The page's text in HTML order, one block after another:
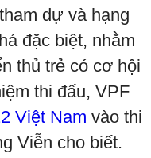
dự và hạng
đặc biệt, nhằm
thủ trẻ có cơ hội
thi đấu, VPF
Việt Nam vào thi
Viễn cho biết.